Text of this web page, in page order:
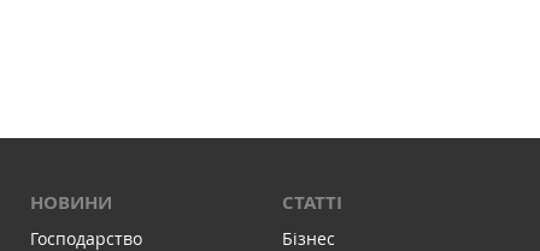
НОВИНИ
Господарство
СТАТТІ
Бізнес